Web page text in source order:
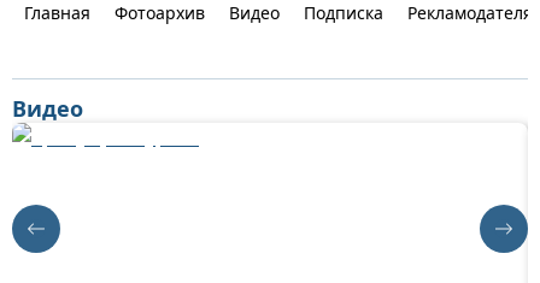
Главная Фотоархив Видео Подписка
Видео